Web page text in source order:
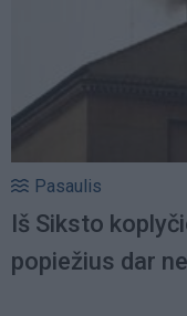
Pasaulis
Iš Siksto
popiežius dar